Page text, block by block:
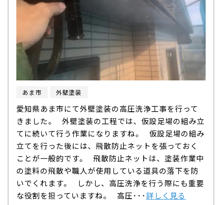
あま市 外壁塗装
愛知県あま市にて外壁塗装の高圧洗浄工事を行って
きました。 外壁塗装の工程では、仮設足場の組み立
てに続いて行う作業になりますね。 仮設足場の組み
立てを行った後には、飛散防止ネットを張っておく
ことが一般的です。 飛散防止ネットは、塗装作業中
の塗料の飛散や職人が使用している道具の落下を防
いでくれます。 しかし、高圧洗浄を行う際にも重要
な役割を担っていますね。 高圧･･･詳しく見る